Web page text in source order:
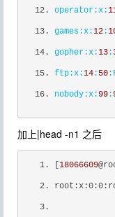
operator:x:
games:x:12 :
gopher:x:13 :
ftp:x:14 : 50
nobody:x:99 :
加上|head -n1 之后
18066609